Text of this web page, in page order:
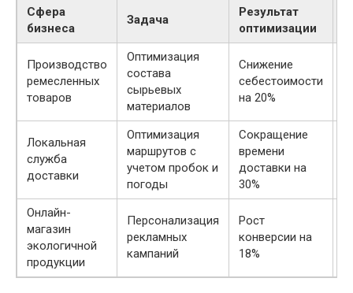
Сфера
бизнеса
Задача
Результат
оптимизации
Производство
ремесленных
товаров
Оптимизация
состава
сырьевых
материалов
Снижение
себестоимости
на 20%
Локальная
служба
доставки
Оптимизация
маршрутов с
учетом пробок и
погоды
Сокращение
времени
доставки на
30%
Онлайн-
магазин
экологичной
продукции
Персонализация
рекламных
кампаний
Рост
конверсии на
18%